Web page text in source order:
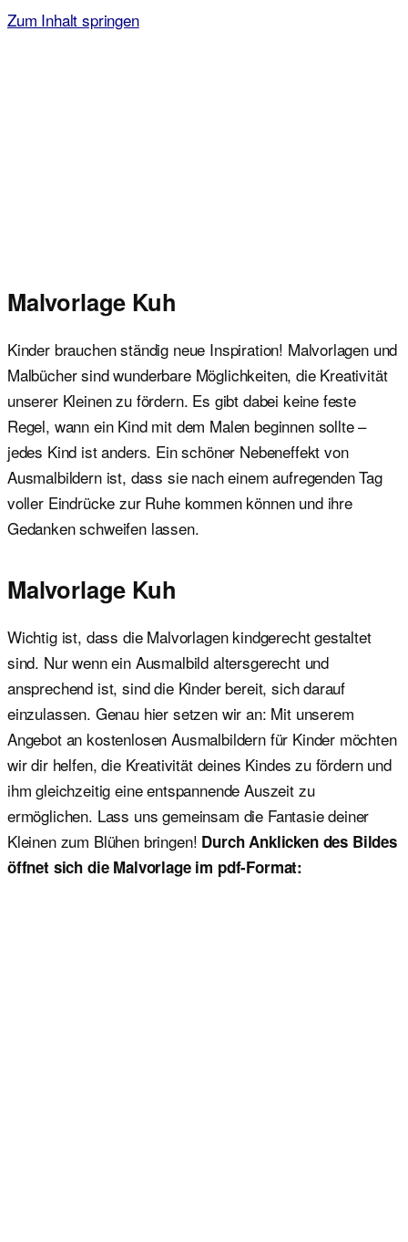
Zum Inhalt springen
Malvorlage Kuh
Kinder brauchen ständig neue Inspiration! Malvorlagen und
Malbücher sind wunderbare Möglichkeiten, die Kreativität
unserer Kleinen zu fördern. Es gibt dabei keine feste
Regel, wann ein Kind mit dem Malen beginnen sollte –
jedes Kind ist anders. Ein schöner Nebeneffekt von
Ausmalbildern ist, dass sie nach einem aufregenden Tag
voller Eindrücke zur Ruhe kommen können und ihre
Gedanken schweifen lassen.
Malvorlage Kuh
Wichtig ist, dass die Malvorlagen kindgerecht gestaltet
sind. Nur wenn ein Ausmalbild altersgerecht und
ansprechend ist, sind die Kinder bereit, sich darauf
einzulassen. Genau hier setzen wir an: Mit unserem
Angebot an kostenlosen Ausmalbildern für Kinder möchten
wir dir helfen, die Kreativität deines Kindes zu fördern und
ihm gleichzeitig eine entspannende Auszeit zu
ermöglichen. Lass uns gemeinsam die Fantasie deiner
Kleinen zum Blühen bringen! Durch Anklicken des Bildes
öffnet sich die Malvorlage im pdf-Format: